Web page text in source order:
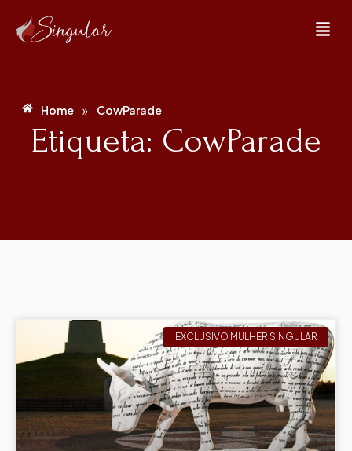
Home » CowParade
Etiqueta: CowParade
EXCLUSIVO MULHER SINGULAR